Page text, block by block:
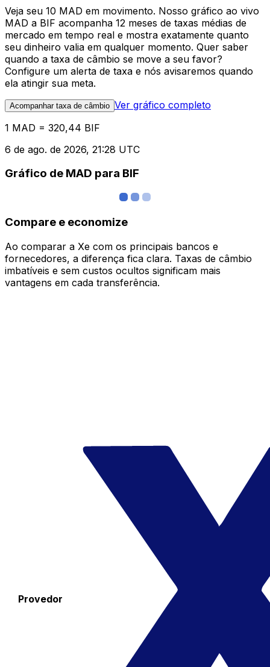
Veja seu 10 MAD em movimento. Nosso gráfico ao vivo
MAD a BIF acompanha 12 meses de taxas médias de
mercado em tempo real e mostra exatamente quanto
seu dinheiro valia em qualquer momento. Quer saber
quando a taxa de câmbio se move a seu favor?
Configure um alerta de taxa e nós avisaremos quando
ela atingir sua meta.
Acompanhar taxa de câmbio Ver gráfico completo
1 MAD = 320,44 BIF
6 de ago. de 2026, 21:28 UTC
Gráfico de MAD para BIF
Compare e economize
Ao comparar a Xe com os principais bancos e
fornecedores, a diferença fica clara. Taxas de câmbio
imbatíveis e sem custos ocultos significam mais
vantagens em cada transferência.
Provedor